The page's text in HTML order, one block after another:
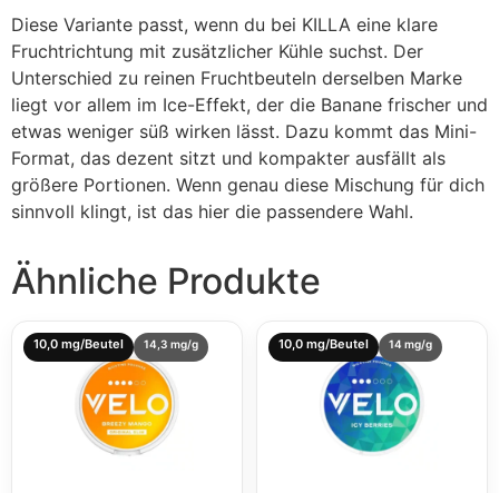
Diese Variante passt, wenn du bei KILLA eine klare
Fruchtrichtung mit zusätzlicher Kühle suchst. Der
Unterschied zu reinen Fruchtbeuteln derselben Marke
liegt vor allem im Ice-Effekt, der die Banane frischer und
etwas weniger süß wirken lässt. Dazu kommt das Mini-
Format, das dezent sitzt und kompakter ausfällt als
größere Portionen. Wenn genau diese Mischung für dich
sinnvoll klingt, ist das hier die passendere Wahl.
Ähnliche Produkte
10,0 mg/Beutel 14,3 mg/g 10,0 mg/Beutel 14 mg/g